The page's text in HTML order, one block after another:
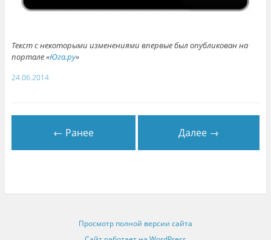
Текст с некоторыми изменениями впервые был опубликован на
портале «Юга.ру»
24.06.2014
← Ранее Далее →
Просмотр полной версии сайта